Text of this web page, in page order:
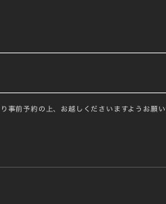
事前予約の上、お越しくださいますようお願い